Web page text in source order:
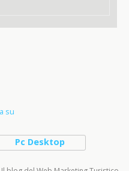
su
Pc Desktop